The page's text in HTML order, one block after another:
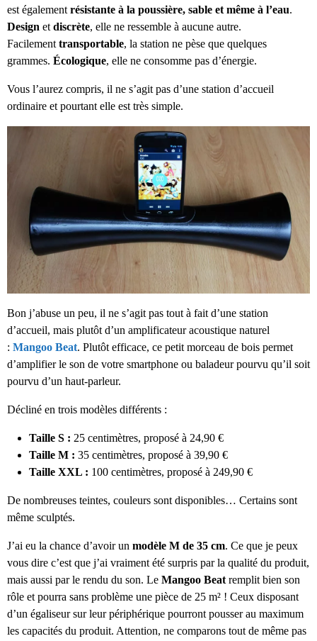
est également résistante à la poussière, sable et même à l’eau.
Design et discrète, elle ne ressemble à aucune autre.
Facilement transportable, la station ne pèse que quelques
grammes. Écologique, elle ne consomme pas d’énergie.
Vous l’aurez compris, il ne s’agit pas d’une station d’accueil
ordinaire et pourtant elle est très simple.
Bon j’abuse un peu, il ne s’agit pas tout à fait d’une station
d’accueil, mais plutôt d’un amplificateur acoustique naturel
: Mangoo Beat. Plutôt efficace, ce petit morceau de bois permet
d’amplifier le son de votre smartphone ou baladeur pourvu qu’il soit
pourvu d’un haut-parleur.
Décliné en trois modèles différents :
Taille S : 25 centimètres, proposé à 24,90 €
Taille M : 35 centimètres, proposé à 39,90 €
Taille XXL : 100 centimètres, proposé à 249,90 €
De nombreuses teintes, couleurs sont disponibles… Certains sont
même sculptés.
J’ai eu la chance d’avoir un modèle M de 35 cm. Ce que je peux
vous dire c’est que j’ai vraiment été surpris par la qualité du produit,
mais aussi par le rendu du son. Le Mangoo Beatremplit bien son
rôle et pourra sans problème une pièce de 25 m² ! Ceux disposant
d’un égaliseur sur leur périphérique pourront pousser au maximum
les capacités du produit. Attention, ne comparons tout de même pas